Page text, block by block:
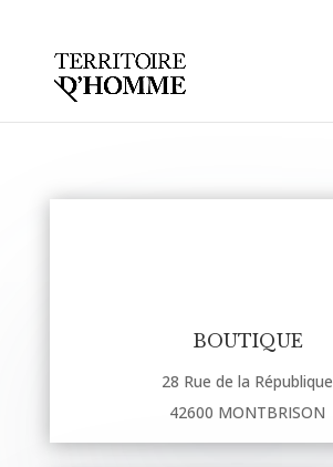
BOUTIQUE
28 Rue de la République
42600 MONTBRISON